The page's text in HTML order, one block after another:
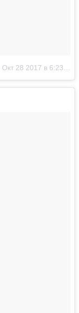
Окт 28 2017 в 6:23 PDT